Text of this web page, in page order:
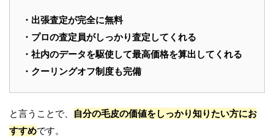
・出張査定が完全に無料
・プロの査定員がしっかり査定してくれる
・社内のデータを駆使して最高価格を算出してくれる
・クーリングオフ制度も完備
と言うことで、
自分の毛皮の価値をしっかり知りたい方にお
すすめです。